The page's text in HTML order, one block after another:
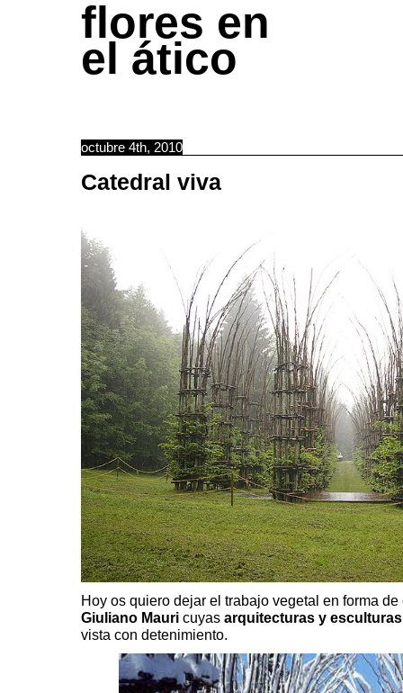
flores en
el ático
octubre 4th, 2010
Catedral viva
Hoy os quiero dejar el trabajo vegetal en forma
Giuliano Mauri cuyas arquitecturas y esculturas
vista con detenimiento.